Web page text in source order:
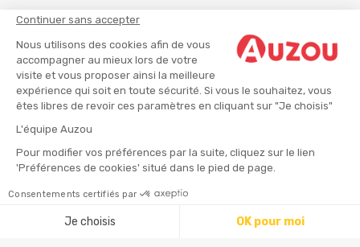
Continuer sans accepter
Nous utilisons des cookies afin de vous
accompagner au mieux lors de votre
visite et vous proposer ainsi la meilleure
expérience qui soit en toute sécurité. Si vous le souhaitez, vous
êtes libres de revoir ces paramètres en cliquant sur "Je choisis"
L'équipe Auzou
Pour modifier vos préférences par la suite, cliquez sur le lien
'Préférences de cookies' situé dans le pied de page.
Consentements certifiés par
Je choisis OK pour moi
Ajouter au panier
Suivre mon colis
Infos consommateur
CGU
CGV
Mentions légales
© 2026 - AUZOU |